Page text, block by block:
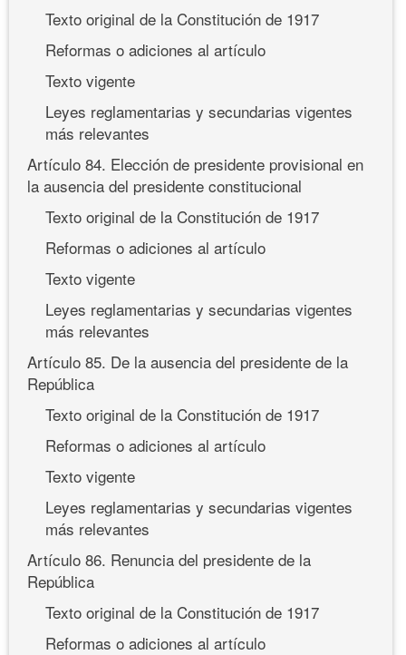
Texto original de la Constitución de 1917
Reformas o adiciones al artículo
Texto vigente
Leyes reglamentarias y secundarias vigentes
más relevantes
Artículo 84. Elección de presidente provisional en
la ausencia del presidente constitucional
Texto original de la Constitución de 1917
Reformas o adiciones al artículo
Texto vigente
Leyes reglamentarias y secundarias vigentes
más relevantes
Artículo 85. De la ausencia del presidente de la
República
Texto original de la Constitución de 1917
Reformas o adiciones al artículo
Texto vigente
Leyes reglamentarias y secundarias vigentes
más relevantes
Artículo 86. Renuncia del presidente de la
República
Texto original de la Constitución de 1917
Reformas o adiciones al artículo